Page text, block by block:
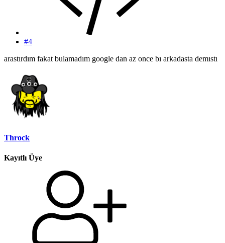
#4
arastırdım fakat bulamadım google dan az once bı arkadasta demıstı
Throck
Kayıtlı Üye